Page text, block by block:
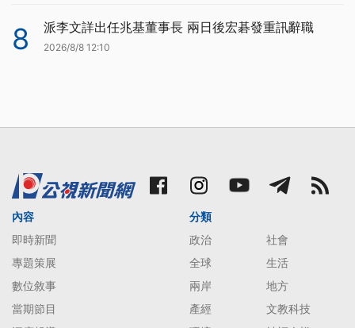
8 派李文詳出任兆基董事長 兩日後宏碁發重訊辭職
2026/8/8 12:10
內容
即時新聞
專題策展
數位敘事
當期節目
分類
政治
社會
全球
生活
兩岸
地方
產經
文教科技